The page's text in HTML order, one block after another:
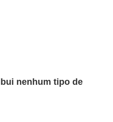
nenhum tipo de